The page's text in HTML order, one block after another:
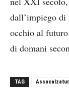
dall’impiego
occhio al
di domani
TAG